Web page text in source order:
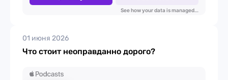
01 июня 2026
Что стоит неоправданно дорого?